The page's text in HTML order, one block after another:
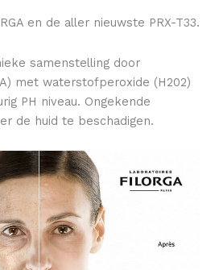
en de aller nieuwste PRX-T33.
samenstelling door
met waterstofperoxide (H202)
PH niveau. Ongekende
de huid te beschadigen.